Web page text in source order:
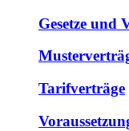
Gesetze und
Tarifverträge